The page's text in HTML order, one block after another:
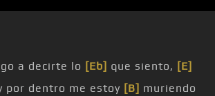
a decirte lo [Eb] que siento, [E]
por dentro me estoy [B] muriendo